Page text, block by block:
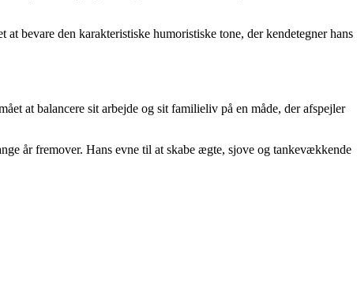
bevare den karakteristiske humoristiske tone, der kendetegner hans
at balancere sit arbejde og sit familieliv på en måde, der afspejler
år fremover. Hans evne til at skabe ægte, sjove og tankevækkende